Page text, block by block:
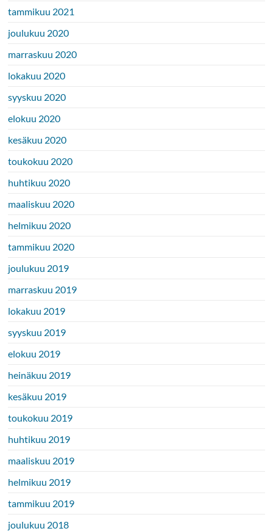
tammikuu 2021
joulukuu 2020
marraskuu 2020
lokakuu 2020
syyskuu 2020
elokuu 2020
kesäkuu 2020
toukokuu 2020
huhtikuu 2020
maaliskuu 2020
helmikuu 2020
tammikuu 2020
joulukuu 2019
marraskuu 2019
lokakuu 2019
syyskuu 2019
elokuu 2019
heinäkuu 2019
kesäkuu 2019
toukokuu 2019
huhtikuu 2019
maaliskuu 2019
helmikuu 2019
tammikuu 2019
joulukuu 2018